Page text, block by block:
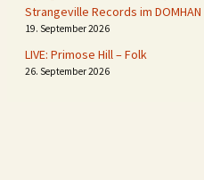
Strangeville Records im DOMHAN
19. September 2026
LIVE: Primose Hill – Folk
26. September 2026